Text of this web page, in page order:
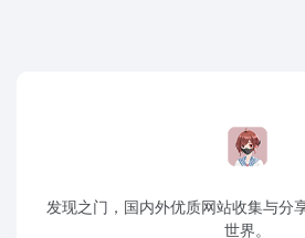
发现之门，国内外优质网站收集与分
世界。